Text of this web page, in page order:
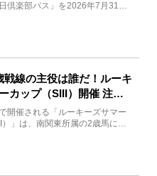
日倶楽部パス」を2026年7月31日
戦線の主役は誰だ！ルーキ
カップ（SIII）開催 注目
ろをチェック
開催される「ルーキーズサマー
）」は、南関東所属の2歳馬によ